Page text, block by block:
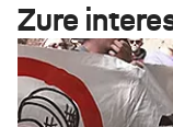
Zure